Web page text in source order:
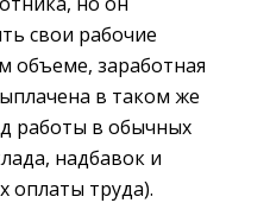
свои рабочие
объеме, заработная
в таком же
работы в обычных
надбавок и
оплаты труда).